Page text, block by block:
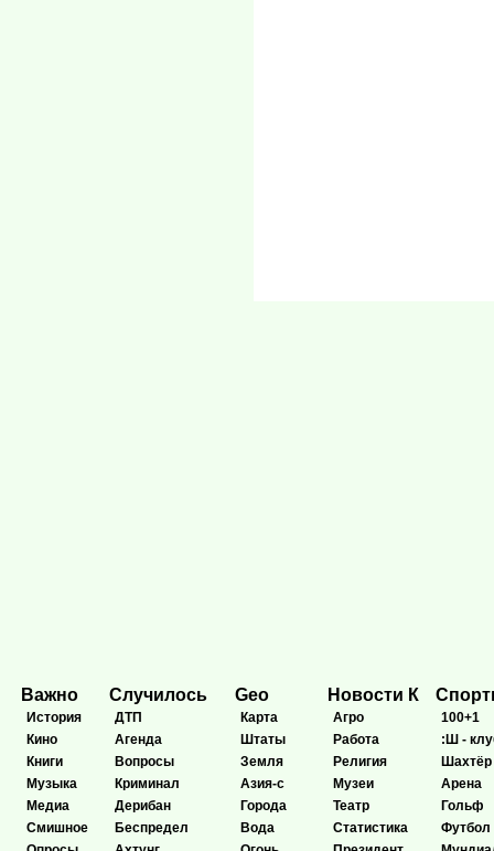
Важно
История
Кино
Книги
Музыка
Медиа
Смишное
Случилось
ДТП
Агенда
Вопросы
Криминал
Дерибан
Беспредел
Geo
Карта
Штаты
Земля
Азия-с
Города
Вода
Новости К
Агро
Работа
Религия
Музеи
Театр
Статистика
100+1
:Ш -
Шахтёр
Арена
Гольф
Футбол